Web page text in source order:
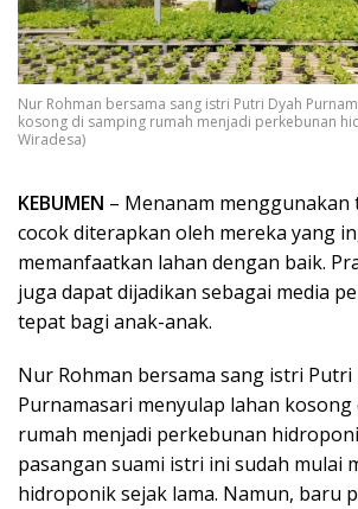
Nur Rohman bersama sang istri Putri Dyah
kosong di samping rumah menjadi perkebunan
Wiradesa)
KEBUMEN – Menanam
cocok diterapkan oleh mereka yang
memanfaatkan lahan dengan baik.
juga dapat dijadikan sebagai media
tepat bagi anak-anak.
Nur Rohman bersama sang istri Putri
Purnamasari menyulap lahan kosong
rumah menjadi perkebunan
pasangan suami istri ini sudah mulai
hidroponik sejak lama. Namun, baru